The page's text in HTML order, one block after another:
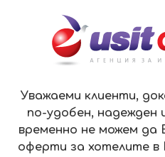
Уважаеми клиенти,
по-удобен, надежден
временно не можем да
оферти за хотелите в
ПАРК ХОТЕЛ РИБАРИЦА